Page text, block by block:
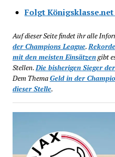
Folgt
Auf dieser Seite findet ihr alle
der Champions League.
mit den meisten Einsätzengibt
Stellen.Die bisherigen Sieger
Dem ThemaGeld in der
dieser Stelle.